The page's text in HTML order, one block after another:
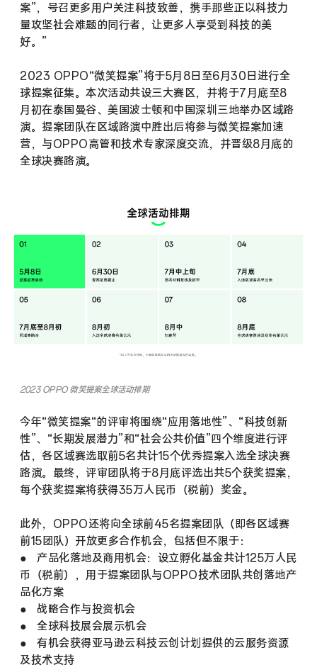
案”，号召更多用户关注科技致善，携手那些正以科技力
量攻坚社会难题的同行者，让更多人享受到科技的美
好。”
2023 OPPO“微笑提案”将于5月8日至6月30日进行全
球提案征集。本次活动共设三大赛区，并将于7月底至8
月初在泰国曼谷、美国波士顿和中国深圳三地举办区域路
演。提案团队在区域路演中胜出后将参与微笑提案加速
营，与OPPO高管和技术专家深度交流，并晋级8月底的
全球决赛路演。
2023 OPPO 微笑提案全球活动排期
今年“微笑提案“的评审将围绕“应用落地性”、“科技创新
性”、“长期发展潜力”和“社会公共价值”四个维度进行评
估，各区域赛选取前5名共计15个优秀提案入选全球决赛
路演。最终，评审团队将于8月底评选出共5个获奖提案，
每个获奖提案将获得35万人民币（税前）奖金。
此外，OPPO还将向全球前45名提案团队（即各区域赛
前15团队）开放更多合作机会，包括但不限于：
● 产品化落地及商用机会：设立孵化基金共计125万人民
币（税前），用于提案团队与OPPO技术团队共创落地产
品化方案
● 战略合作与投资机会
● 全球科技展会展示机会
● 有机会获得亚马逊云科技云创计划提供的云服务资源
及技术支持